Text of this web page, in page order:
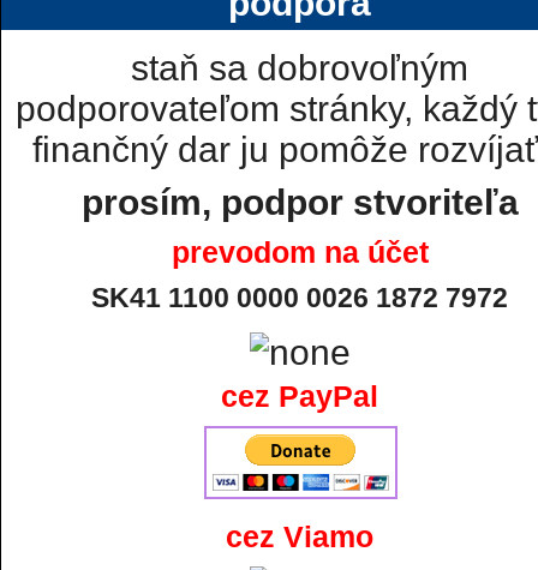
staň sa dobrovoľným
podporovateľom stránky, každý
finančný dar ju pomôže
prosím, podpor stvoriteľa
prevodom na účet
SK41 1100 0000 0026 1872 7972
cez PayPal
cez Viamo